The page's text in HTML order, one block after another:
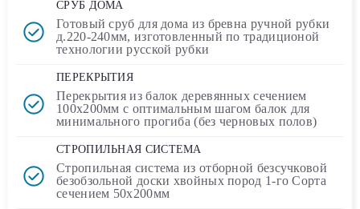
СРУБ ДОМА
Готовый сруб для дома из бревна ручной рубки
д.220-240мм, изготовленный по традиционой
технологии русской рубки
ПЕРЕКРЫТИЯ
Перекрытия из балок деревянных сечением
100х200мм с оптимальным шагом балок для
минимального прогиба (без черновых полов)
СТРОПИЛЬНАЯ СИСТЕМА
Стропильная система из отборной безсучковой
безобзольной доски хвойных пород 1-го Сорта
сечением 50х200мм